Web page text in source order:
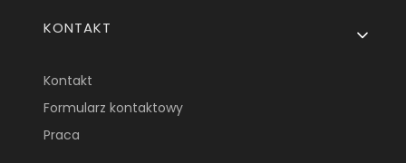
KONTAKT
Kontakt
Formularz kontaktowy
Praca